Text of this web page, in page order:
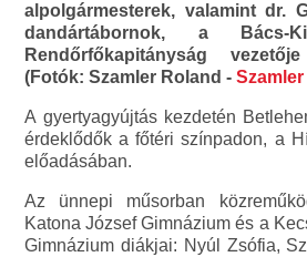
alpolgármesterek, valamint dr.
dandártábornok, a Bács-
Rendőrfőkapitányság
(Fotók: Szamler Roland -
A gyertyagyújtás kezdetén
érdeklődők a főtéri színpadon, a
előadásában.
Az ünnepi műsorban
Katona József Gimnázium és a
Gimnázium diákjai: Nyúl Zsófia,